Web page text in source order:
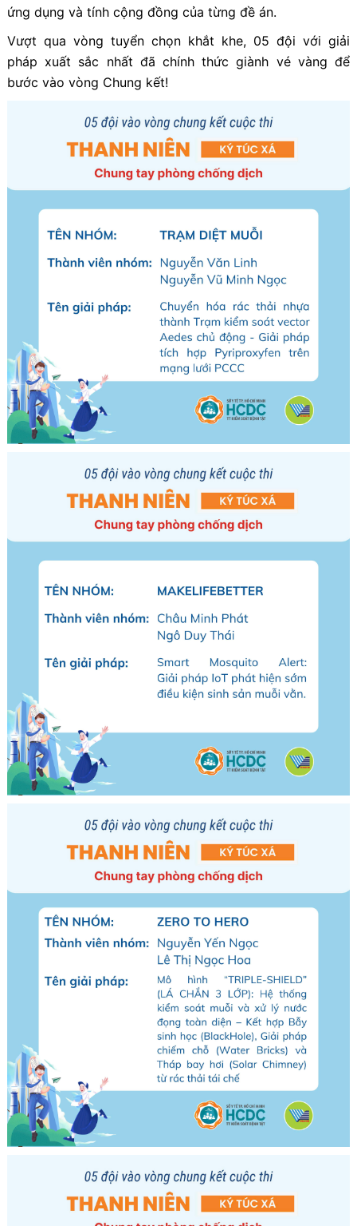
ứng dụng và tính cộng đồng của từng đề án.
Vượt qua vòng tuyển chọn khắt khe, 05 đội với giải
pháp xuất sắc nhất đã chính thức giành vé vàng để
bước vào vòng Chung kết!